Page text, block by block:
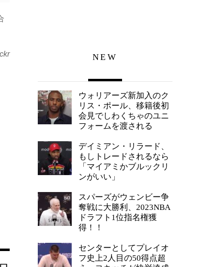
NEW
ウォリアーズ新加入のク
リス・ポール、移籍後初
会見でしわくちゃのユニ
フォームを渡される
デイミアン・リラード、
もしトレードされるなら
「マイアミかブルックリ
ンがいい」
スパーズがウェンビー争
奪戦に大勝利、2023NBA
ドラフト1位指名権獲
得！！
センターとしてプレイオ
フ史上2人目の50得点超